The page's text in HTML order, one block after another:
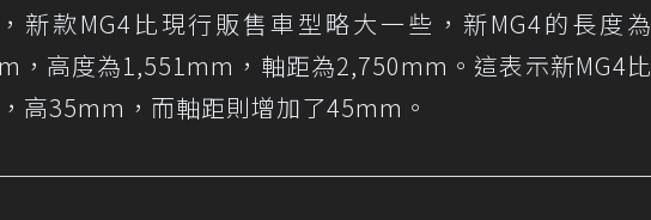
新款MG4比現行販售車型略大一些，新MG4的長度為
，高度為1,551mm，軸距為2,750mm。這表示新MG4比
高35mm，而軸距則增加了45mm。